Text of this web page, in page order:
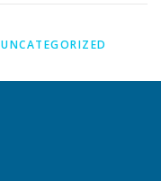
UNCATEGORIZED